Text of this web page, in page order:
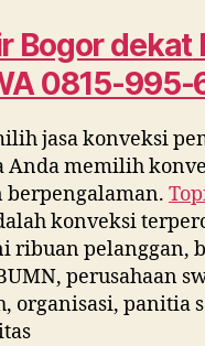
Basir
WA
995
6854
Bogor dekat
0815-995-
jasa konveksi
Anda memilih
berpengalaman.
konveksi
ribuan pelanggan,
perusahaan
organisasi, panitia